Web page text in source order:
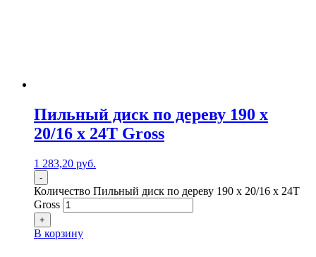
Пильный диск по дереву 190 x
20/16 x 24Т Gross
1 283,20 руб.
-
Количество Пильный диск по дереву 190 x 20/16 x 24Т
Gross
+
В корзину